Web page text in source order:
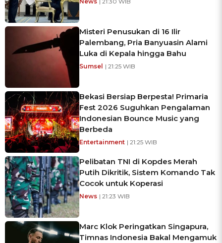
Misteri Penusukan di 16 Ilir
Palembang, Pria Banyuasin Alami
Luka di Kepala hingga Bahu
Sumsel | 21:25 WIB
Bekasi Bersiap Berpesta! Primaria
Fest 2026 Suguhkan Pengalaman
Indonesian Bounce Music yang
Berbeda
Entertainment | 21:25 WIB
Pelibatan TNI di Kopdes Merah
Putih Dikritik, Sistem Komando Tak
Cocok untuk Koperasi
News | 21:23 WIB
Marc Klok Peringatkan Singapura,
Timnas Indonesia Bakal Mengamuk